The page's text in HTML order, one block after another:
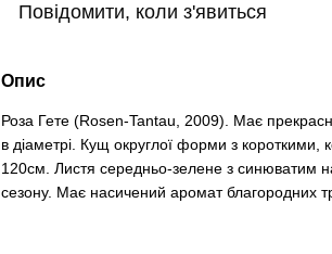
Повідомити, коли з'явиться
Опис
Роза Гете (Rosen-Tantau, 2009). Має
в діаметрі. Кущ округлої форми з короткими,
120см. Листя середньо-зелене з синюватим
сезону. Має насичений аромат благородних